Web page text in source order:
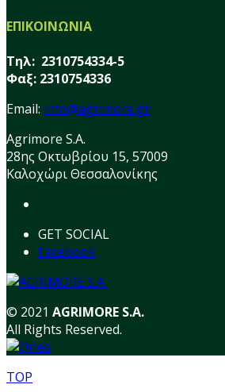
ΕΠΙΚΟΙΝΩΝΙΑ
Τηλ: 2310754334-5
Φαξ: 2310754336
Email: info@agrimore.gr
Agrimore S.A.
28ης Οκτωβρίου 15, 57009
Καλοχώρι Θεσσαλονίκης
GET SOCIAL
Facebook
© 2021 AGRIMORE S.A.
All Rights Reserved.
TOP